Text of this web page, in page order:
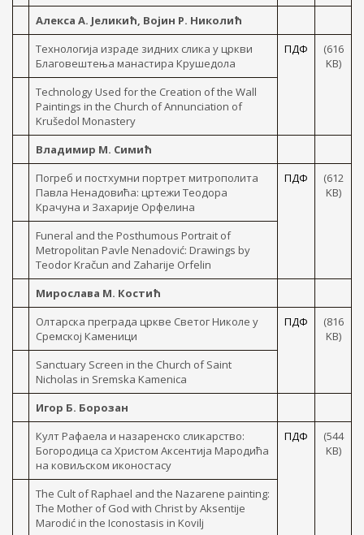
Алекса А. Јеликић, Војин Р. Николић
Технологија израде зидних слика у цркви
Благовештења манастира Крушедола
ПДФ
(616
KB)
Technology Used for the Creation of the Wall
Paintings in the Church of Annunciation of
Krušedol Monastery
Владимир М. Симић
Погреб и постхумни портрет митрополита
Павла Ненадовића: цртежи Теодора
Крачуна и Захарије Орфелина
ПДФ
(612
KB)
Funeral and the Posthumous Portrait of
Metropolitan Pavle Nenadović: Drawings by
Teodor Kračun and Zaharije Orfelin
Мирослава М. Костић
Олтарска преграда цркве Светог Николе у
Сремској Каменици
ПДФ
(816
KB)
Sanctuary Screen in the Church of Saint
Nicholas in Sremska Kamenica
Игор Б. Борозан
Култ Рафаела и назаренско сликарство:
Богородица са Христом Аксентија Мародића
на ковиљском иконостасу
ПДФ
(544
KB)
The Cult of Raphael and the Nazarene painting:
The Mother of God with Christ by Aksentije
Marodić in the Iconostasis in Kovilj